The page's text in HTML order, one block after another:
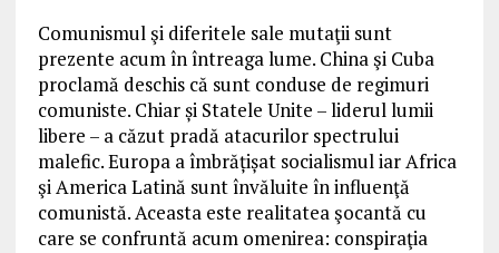
Comunismul şi diferitele sale mutaţii sunt
prezente acum în întreaga lume. China şi Cuba
proclamă deschis că sunt conduse de regimuri
comuniste. Chiar și Statele Unite – liderul lumii
libere – a căzut pradă atacurilor spectrului
malefic. Europa a îmbrățișat socialismul iar Africa
şi America Latină sunt învăluite în influenţă
comunistă. Aceasta este realitatea şocantă cu
care se confruntă acum omenirea: conspiraţia